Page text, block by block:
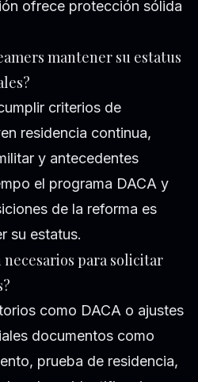
ofrece protección sólida
mantener su estatus
criterios de
residencia continua,
y antecedentes
el programa DACA y
de la reforma es
su estatus.
para solicitar
como DACA o ajustes
documentos como
prueba de residencia,